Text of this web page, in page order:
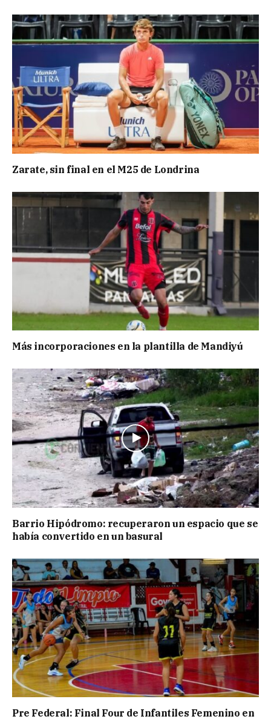
Zarate, sin final en el M25 de Londrina
Más incorporaciones en la plantilla de Mandiyú
Barrio Hipódromo: recuperaron un espacio que se
había convertido en un basural
Pre Federal: Final Four de Infantiles Femenino en